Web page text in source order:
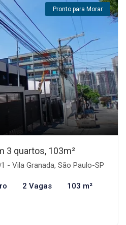
Pronto para Morar
3 quartos, 103m²
- Vila Granada, São Paulo-SP
2 Vagas 103 m²